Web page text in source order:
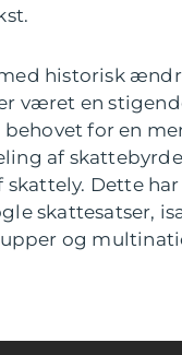
historisk
været en
for en
af
Dette
skattesatser,
og